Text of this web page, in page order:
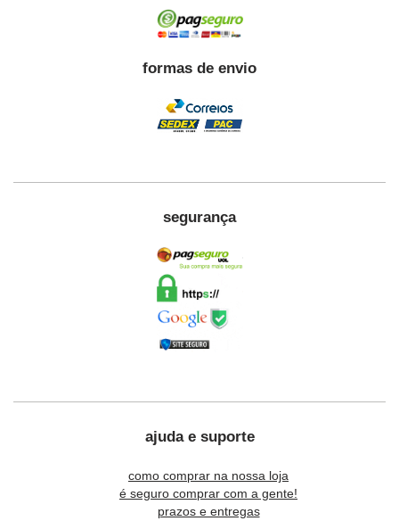
formas de envio
segurança
ajuda e suporte
como comprar na nossa loja
é seguro comprar com a gente!
prazos e entregas